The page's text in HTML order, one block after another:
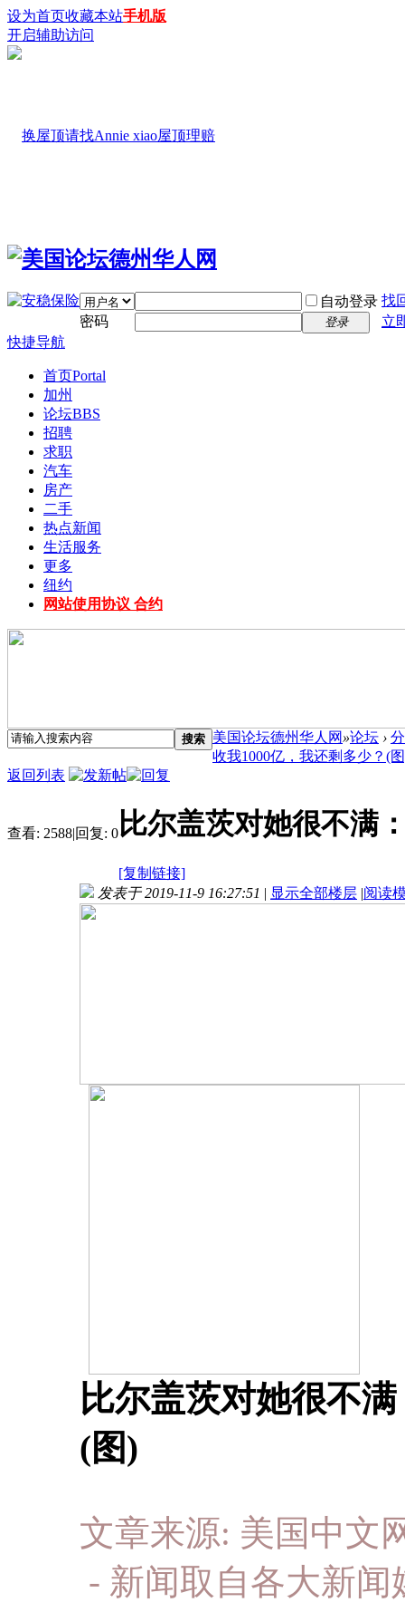
设为首页收藏本站手机版
开启辅助访问
自动登录 找
密码
登录
立
快捷导航
首页Portal
加州
论坛BBS
招聘
求职
汽车
房产
二手
热点新闻
生活服务
更多
纽约
网站使用协议 合约
搜索 美国论坛德州华人网 »论坛 ›
收我1000亿，我还剩多少？(
返回列表
查看: 2588|回复: 0 比尔盖茨对她很不满
[复制链接]
发表于 2019-11-9 16:27:51 | 显示全部楼层 |阅读
比尔盖茨对她很不
(图)
文章来源: 美国中
- 新闻取自各大新